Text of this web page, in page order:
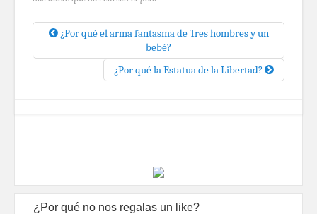
¿Por qué el arma fantasma de Tres hombres y un
bebé?
¿Por qué la Estatua de la Libertad?
¿Por qué no nos regalas un like?